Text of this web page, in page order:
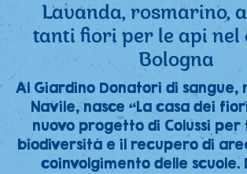
Lavanda, rosmarino,
tanti fiori per le api nel
Bologna
Al Giardino Donatori di sangue,
Navile, nasce “La casa dei
nuovo progetto di Colussi
biodiversità e il recupero di
coinvolgimento delle scuole.